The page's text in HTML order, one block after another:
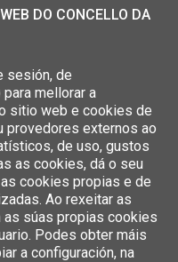
DO CONCELLO DA
sesión, de
mellorar a
sitio web e cookies de
externos ao
de uso, gustos
as cookies, dá o seu
cookies propias e de
Ao rexeitar as
as súas propias cookies
Podes obter máis
a configuración, na